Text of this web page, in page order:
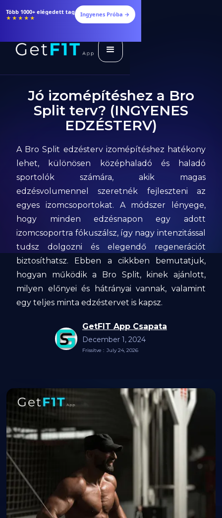
Étrendek, receptek és edzéstervek
★★★★★ Ingyenes Próba →
Jó izomépítéshez a Bro
Split terv? (INGYENES
EDZÉSTERV)
A Bro Split edzésterv izomépítéshez hatékony
lehet, különösen középhaladó és haladó
sportolók számára, akik magas
edzésvolumennel szeretnék fejleszteni az
egyes izomcsoportokat. A módszer lényege,
hogy minden edzésnapon egy adott
izomcsoportra fókuszálsz, így nagy intenzitással
tudsz dolgozni és elegendő regenerációt
biztosíthatsz. Ebben a cikkben bemutatjuk,
hogyan működik a Bro Split, kinek ajánlott,
milyen előnyei és hátrányai vannak, valamint
egy teljes minta edzéstervet is kapsz.
GetFIT App Csapata
December 1, 2024
Frissítve : July 24, 2026